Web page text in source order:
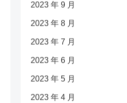
2023 年 9 月
2023 年 8 月
2023 年 7 月
2023 年 6 月
2023 年 5 月
2023 年 4 月